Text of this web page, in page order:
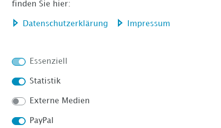
AGB Barrierefreiheitserklärung
finden Sie hier:
Daten­schutz­erklärung Impressum
Essenziell
Statistik
Externe Medien
PayPal